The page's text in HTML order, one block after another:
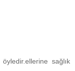
sağlık